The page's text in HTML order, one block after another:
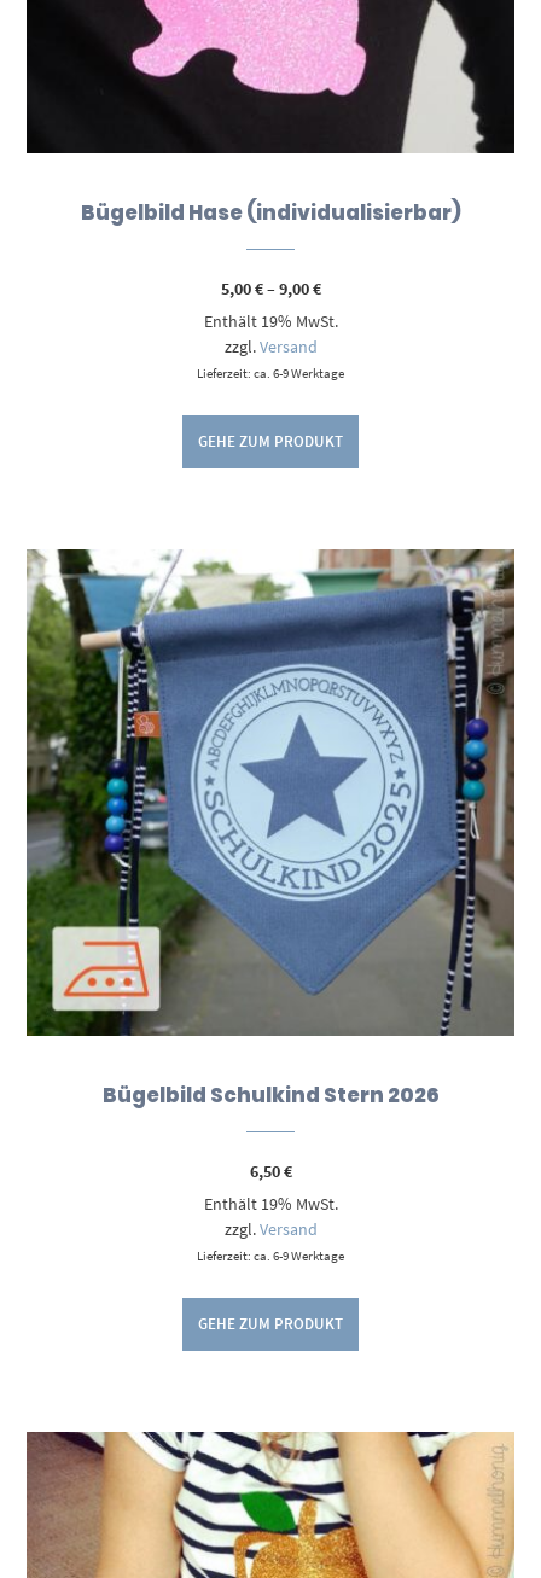
Bügelbild Hase (individualisierbar)
5,00€–9,00€Preisspanne:
bis
Enthält 19% MwSt.
zzgl.Versand
Lieferzeit: ca. 6-9 Werktage
GEHE ZUM PRODUKT
Bügelbild Schulkind Stern 2026
6,50€
Enthält 19% MwSt.
zzgl.Versand
Lieferzeit: ca. 6-9 Werktage
GEHE ZUM PRODUKT